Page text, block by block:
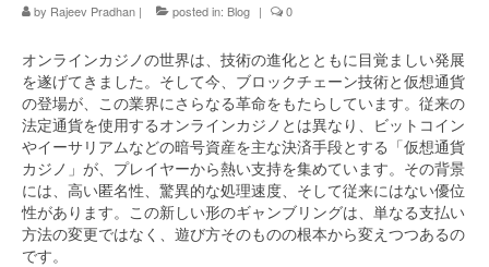
by Rajeev Pradhan | posted in: Blog | 0
オンラインカジノの世界は、技術の進化とともに目覚ましい発展
を遂げてきました。そして今、ブロックチェーン技術と仮想通貨
の登場が、この業界にさらなる革命をもたらしています。従来の
法定通貨を使用するオンラインカジノとは異なり、ビットコイン
やイーサリアムなどの暗号資産を主な決済手段とする「仮想通貨
カジノ」が、プレイヤーから熱い支持を集めています。その背景
には、高い匿名性、驚異的な処理速度、そして従来にはない優位
性があります。この新しい形のギャンブリングは、単なる支払い
方法の変更ではなく、遊び方そのものの根本から変えつつあるの
です。